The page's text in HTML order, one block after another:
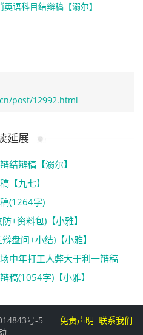
语科目结辩稿【溺尔】
post/12992.html
延展
结辩稿【溺尔】
【九七】
(1264字)
+资料包)【小雅】
盘问+小结)【小雅】
中年打工人弊大于利一辩稿
稿(1054字)【小雅】
号-5 免责声明 联系我们